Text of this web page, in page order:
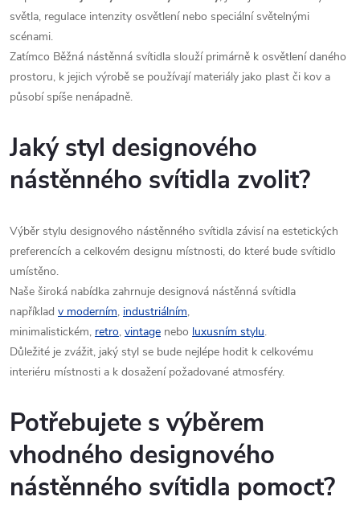
světla, regulace intenzity osvětlení nebo speciální světelnými
scénami.
Zatímco Běžná nástěnná svítidla slouží primárně k osvětlení daného
prostoru, k jejich výrobě se používají materiály jako plast či kov a
působí spíše nenápadně.
Jaký styl designového
nástěnného svítidla zvolit?
Výběr stylu designového nástěnného svítidla závisí na estetických
preferencích a celkovém designu místnosti, do které bude svítidlo
umístěno.
Naše široká nabídka zahrnuje designová nástěnná svítidla
například v moderním, industriálním,
minimalistickém, retro, vintage nebo luxusním stylu.
Důležité je zvážit, jaký styl se bude nejlépe hodit k celkovému
interiéru místnosti a k dosažení požadované atmosféry.
Potřebujete s výběrem
vhodného designového
nástěnného svítidla pomoct?